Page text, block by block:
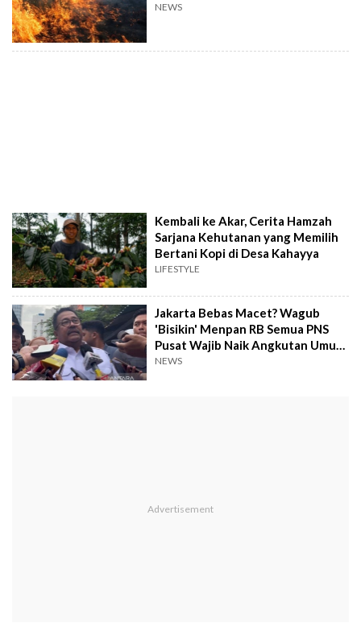
NEWS
Kembali ke Akar, Cerita Hamzah
Sarjana Kehutanan yang Memilih
Bertani Kopi di Desa Kahayya
LIFESTYLE
Jakarta Bebas Macet? Wagub
'Bisikin' Menpan RB Semua PNS
Pusat Wajib Naik Angkutan Umum
Tiap Rabu
NEWS